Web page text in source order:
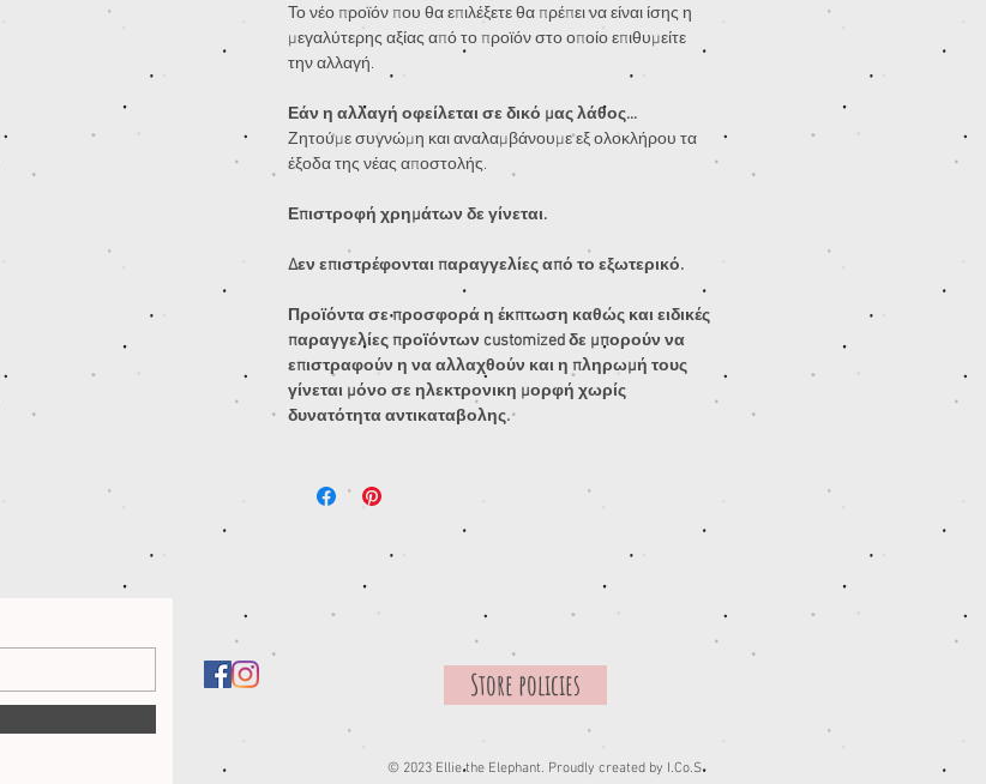
Το νέο προϊόν που θα επιλέξετε θα πρέπει να είναι ίσης η
μεγαλύτερης αξίας από το προϊόν στο οποίο επιθυμείτε
την αλλαγή.
Εάν η αλλαγή οφείλεται σε δικό μας λάθος...
Ζητούμε συγνώμη και αναλαμβάνουμε εξ ολοκλήρου τα
έξοδα της νέας αποστολής.
Επιστροφή χρημάτων δε γίνεται.
Δεν επιστρέφονται παραγγελίες από το εξωτερικό.
Προϊόντα σε προσφορά η έκπτωση καθώς και ειδικές
παραγγελίες προϊόντων customized δε μπορούν να
επιστραφούν η να αλλαχθούν και η πληρωμή τους
γίνεται μόνο σε ηλεκτρονικη μορφή χωρίς
δυνατότητα αντικαταβολης.
Store policies
© 2023 Ellie the Elephant. Proudly created by I.Co.S